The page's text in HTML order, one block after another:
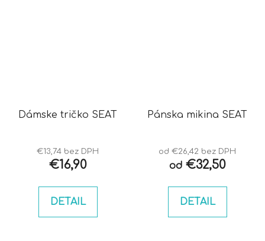
Dámske tričko SEAT
€13,74 bez DPH
€16,90
DETAIL
Pánska mikina SEAT
od €26,42 bez DPH
od€32,50
DETAIL